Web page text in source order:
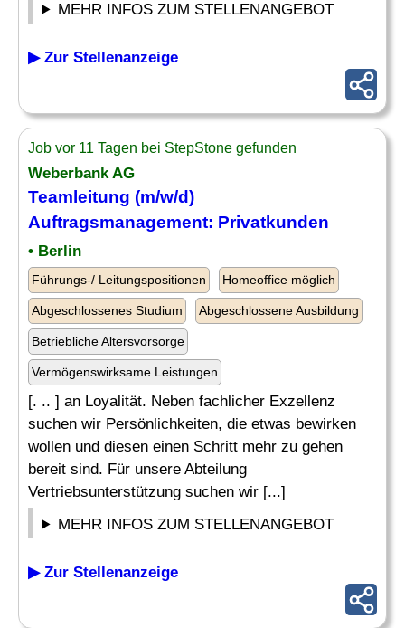
MEHR INFOS ZUM STELLENANGEBOT
▶ Zur Stellenanzeige
Job vor 11 Tagen bei StepStone gefunden
Weberbank AG
Teamleitung (m/w/d)
Auftragsmanagement: Privatkunden
• Berlin
Führungs-/ Leitungspositionen Homeoffice möglich
Abgeschlossenes Studium Abgeschlossene Ausbildung
Betriebliche Altersvorsorge
Vermögenswirksame Leistungen
[. .. ] an Loyalität. Neben fachlicher Exzellenz
suchen wir Persönlichkeiten, die etwas bewirken
wollen und diesen einen Schritt mehr zu gehen
bereit sind. Für unsere Abteilung
Vertriebsunterstützung suchen wir [...]
MEHR INFOS ZUM STELLENANGEBOT
▶ Zur Stellenanzeige